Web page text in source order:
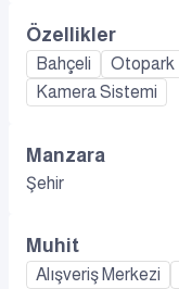
Özellikler
Bahçeli Otopark
Kamera Sistemi
Manzara
Şehir
Muhit
Alışveriş Merkezi